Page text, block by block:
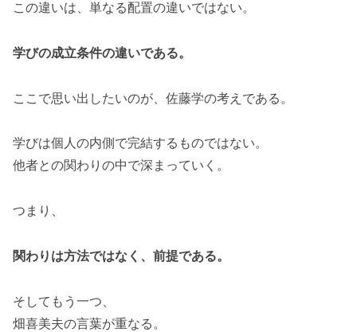
この違いは、単なる配置の違いではない。
学びの成立条件の違いである。
ここで思い出したいのが、佐藤学の考えである。
学びは個人の内側で完結するものではない。
他者との関わりの中で深まっていく。
つまり、
関わりは方法ではなく、前提である。
そしてもう一つ、
畑喜美夫の言葉が重なる。